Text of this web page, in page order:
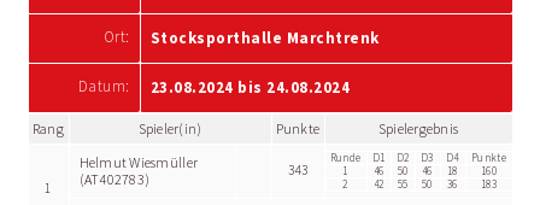
Ort: Stocksporthalle Marchtrenk
Datum: 23.08.2024 bis 24.08.2024
Rang Spieler(in) Punkte Spielergebnis
1
Helmut Wiesmüller
(AT402783)
343
Runde D1 D2 D3 D4
Punkte
1
46 50 46 18
160
2
42 55 50 36 183